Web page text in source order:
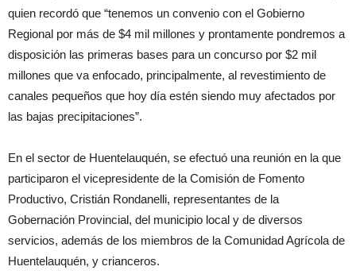
quien recordó que “tenemos un convenio con el Gobierno
Regional por más de $4 mil millones y prontamente pondremos a
disposición las primeras bases para un concurso por $2 mil
millones que va enfocado, principalmente, al revestimiento de
canales pequeños que hoy día estén siendo muy afectados por
las bajas precipitaciones”.
En el sector de Huentelauquén, se efectuó una reunión en la que
participaron el vicepresidente de la Comisión de Fomento
Productivo, Cristián Rondanelli, representantes de la
Gobernación Provincial, del municipio local y de diversos
servicios, además de los miembros de la Comunidad Agrícola de
Huentelauquén, y crianceros.